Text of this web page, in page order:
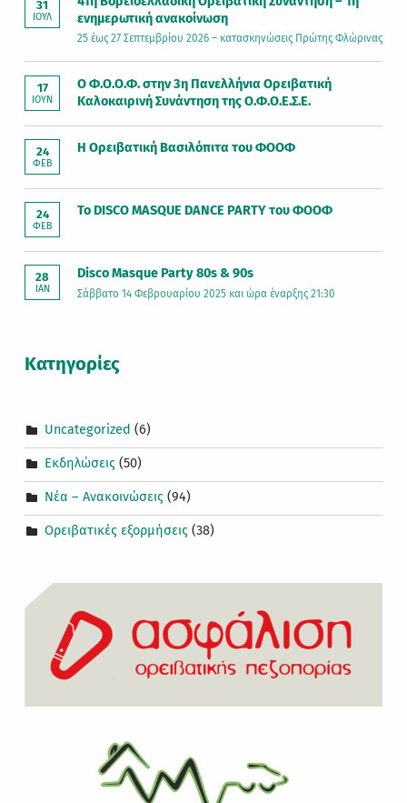
31
ΙΟΎΛ
ενημερωτική ανακοίνωση
25 έως 27 Σεπτεμβρίου 2026 – κατασκηνώσεις Πρώτης Φλώρινας
17
ΙΟΎΝ
Ο Φ.Ο.Ο.Φ. στην 3η Πανελλήνια Ορειβατική
Καλοκαιρινή Συνάντηση της Ο.Φ.Ο.Ε.Σ.Ε.
24
ΦΕΒ
Η Ορειβατική Βασιλόπιτα του ΦΟΟΦ
24
ΦΕΒ
Το DISCO MASQUE DANCE PARTY του ΦΟΟΦ
28
ΙΑΝ
Disco Masque Party 80s & 90s
Σάββατο 14 Φεβρουαρίου 2025 και ώρα έναρξης 21:30
Kατηγορίες
Uncategorized (6)
Εκδηλώσεις(50)
Νέα – Ανακοινώσεις(94)
Ορειβατικές εξορμήσεις(38)